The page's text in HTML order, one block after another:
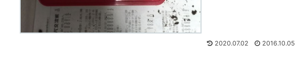
2020.07.02 2016.10.05